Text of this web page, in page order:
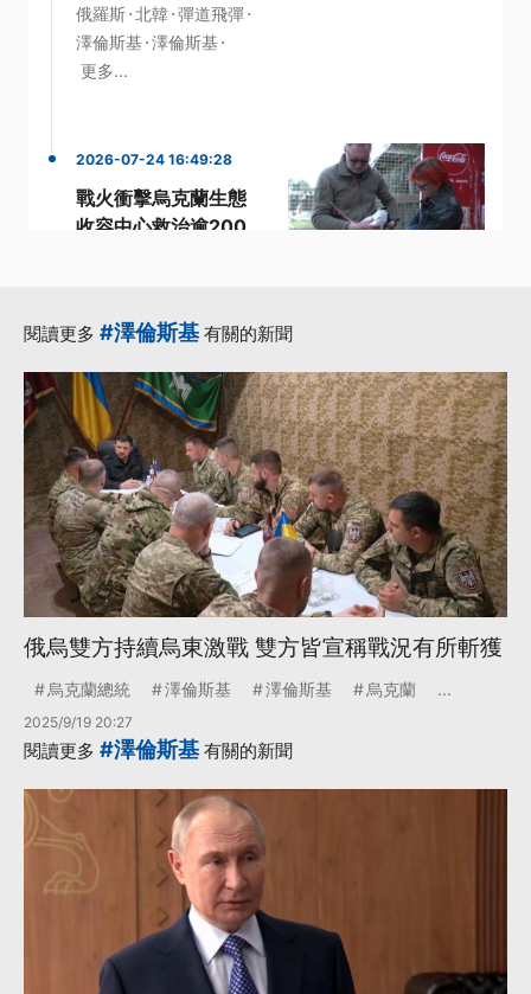
俄羅斯·北韓·彈道飛彈·
澤倫斯基 ·澤倫斯基 ·
更多...
2026-07-24 16:49:28
戰火衝擊烏克蘭生態
收容中心救治逾200
閱讀更多 #澤倫斯基 有關的新聞
俄烏雙方持續烏東激戰 雙方皆宣稱戰況有所斬獲
烏克蘭總統 澤倫斯基 澤倫斯基 烏克蘭 ...
2025/9/19 20:27
閱讀更多 #澤倫斯基 有關的新聞